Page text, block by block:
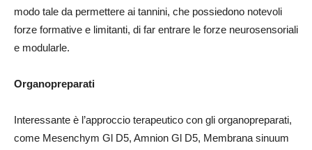
modo tale da permettere ai tannini, che possiedono notevoli
forze formative e limitanti, di far entrare le forze neurosensoriali
e modularle.
Organopreparati
Interessante è l’approccio terapeutico con gli organopreparati,
come Mesenchym Gl D5, Amnion Gl D5, Membrana sinuum